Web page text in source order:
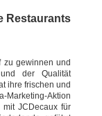
Restaurants
zu gewinnen und
der Qualität
ihre frischen und
Aktion
JCDecaux für